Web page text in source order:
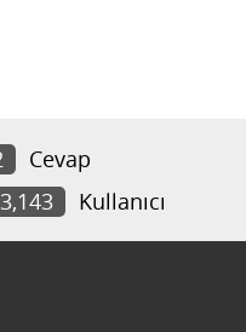
Cevap
Kullanıcı